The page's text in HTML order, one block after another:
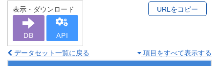
表示・ダウンロード
DB API
URLをコピー
データセット一覧に戻る 項目をすべて表示する